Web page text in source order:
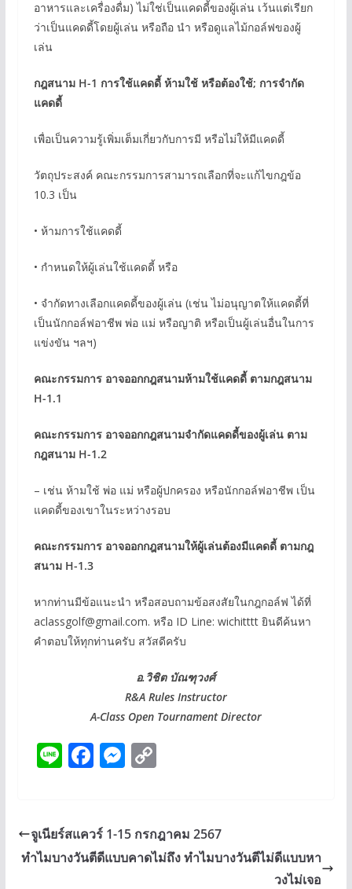
อาหารและเครื่องดื่ม) ไม่ใช่เป็นแคดดี้ของผู้เล่น เว้นแต่เรียก
ว่าเป็นแคดดี้โดยผู้เล่น หรือถือ นำ หรือดูแลไม้กอล์ฟของผู้
เล่น
กฎสนาม H-1 การใช้แคดดี้ ห้ามใช้ หรือต้องใช้; การจำกัด
แคดดี้
เพื่อเป็นความรู้เพิ่มเต็มเกี่ยวกับการมี หรือไม่ให้มีแคดดี้
วัตถุประสงค์ คณะกรรมการสามารถเลือกที่จะแก้ไขกฎข้อ
10.3 เป็น
• ห้ามการใช้แคดดี้
• กำหนดให้ผู้เล่นใช้แคดดี้ หรือ
• จำกัดทางเลือกแคดดี้ของผู้เล่น (เช่น ไม่อนุญาตให้แคดดี้ที่
เป็นนักกอล์ฟอาชีพ พ่อ แม่ หรือญาติ หรือเป็นผู้เล่นอื่นในการ
แข่งขัน ฯลฯ)
คณะกรรมการ อาจออกกฎสนามห้ามใช้แคดดี้ ตามกฎสนาม
H-1.1
คณะกรรมการ อาจออกกฎสนามจำกัดแคดดี้ของผู้เล่น ตาม
กฎสนาม H-1.2
– เช่น ห้ามใช้ พ่อ แม่ หรือผู้ปกครอง หรือนักกอล์ฟอาชีพ เป็น
แคดดี้ของเขาในระหว่างรอบ
คณะกรรมการ อาจออกกฎสนามให้ผู้เล่นต้องมีแคดดี้ ตามกฎ
สนาม H-1.3
หากท่านมีข้อแนะนำ หรือสอบถามข้อสงสัยในกฎกอล์ฟ ได้ที่
aclassgolf@gmail.com. หรือ ID Line: wichitttt ยินดีค้นหา
คำตอบให้ทุกท่านครับ สวัสดีครับ
อ.วิชิต บัณฑุวงศ์
R&A Rules Instructor
A-Class Open Tournament Director
Li F
b
o
M
e
n
C
y
Li
จูเนียร์สแควร์ 1-15 กรกฎาคม 2567
ทำไมบางวันตีดีแบบคาดไม่ถึง ทำไมบางวันตีไม่ดีแบบหา
วงไม่เจอ